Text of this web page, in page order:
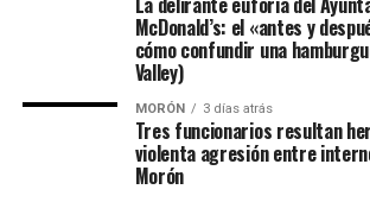
McDonald’s: el «antes y
cómo confundir una
Valley)
MORÓN 3 días atrás
Tres funcionarios resultan
violenta agresión entre
Morón